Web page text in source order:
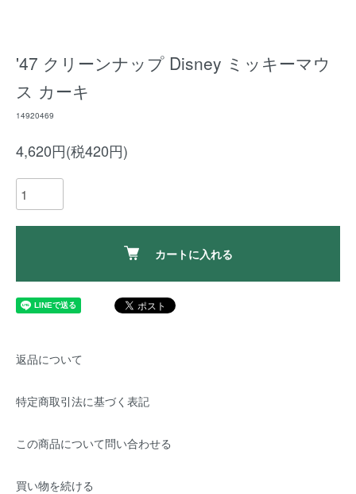
'47 クリーンナップ Disney ミッキーマウ
ス カーキ
14920469
4,620円(税420円)
カートに入れる
返品について
特定商取引法に基づく表記
この商品について問い合わせる
買い物を続ける